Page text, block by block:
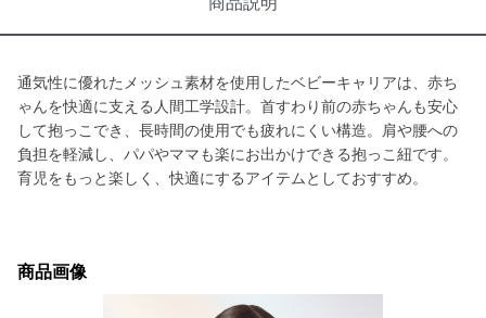
通気性に優れたメッシュ素材を使用したベビーキャリアは、赤ち
ゃんを快適に支える人間工学設計。首すわり前の赤ちゃんも安心
して抱っこでき、長時間の使用でも疲れにくい構造。肩や腰への
負担を軽減し、パパやママも楽にお出かけできる抱っこ紐です。
育児をもっと楽しく、快適にするアイテムとしておすすめ。
商品画像